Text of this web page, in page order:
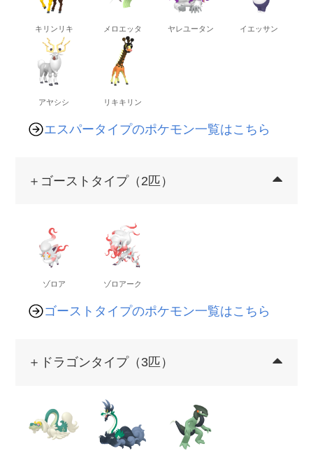
キリンリキ メロエッタ ヤレユータン イエッサン
アヤシシ リキキリン
エスパータイプのポケモン一覧はこちら
＋ゴーストタイプ（2匹）
ゾロア ゾロアーク
ゴーストタイプのポケモン一覧はこちら
＋ドラゴンタイプ（3匹）